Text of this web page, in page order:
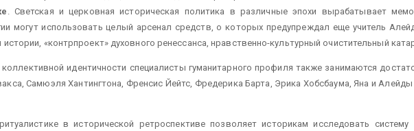
. Светская и церковная историческая политика в различные эпохи вырабатывает
могут использовать целый арсенал средств, о которых предупреждал еще учитель
«контрпроект» духовного ренессанса, нравственно-культурный очистительный
идентичности специалисты гуманитарного профиля также занимаются
Самюэля Хантингтона, Френсис Йейтс, Фредерика Барта, Эрика Хобсбаума, Яна и
в исторической ретроспективе позволяет историкам исследовать